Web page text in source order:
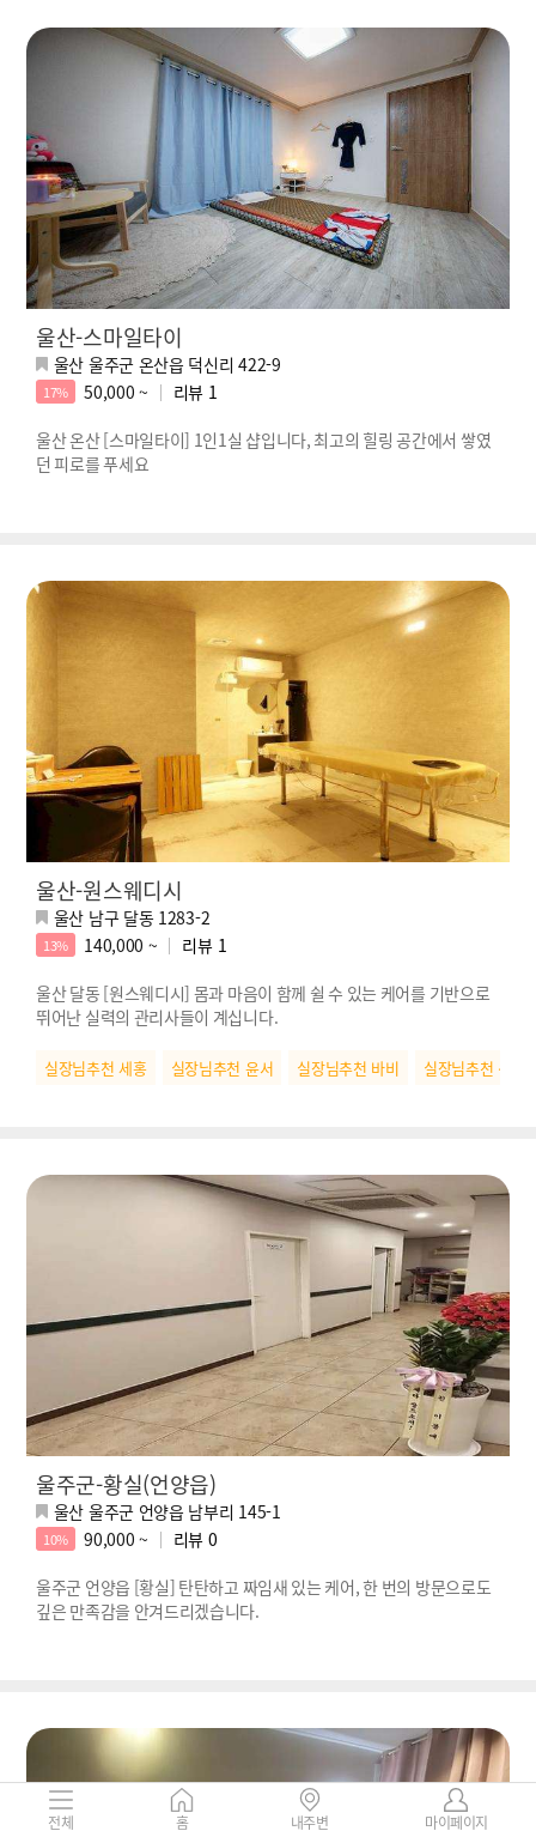
울산-스마일타이
울산 울주군 온산읍 덕신리 422-9
17% 50,000 ~ 리뷰 1
울산 온산 [스마일타이] 1인1실 샵입니다, 최고의 힐링 공간에서 쌓였
던 피로를 푸세요
울산-원스웨디시
울산 남구 달동 1283-2
13% 140,000 ~ 리뷰 1
울산 달동 [원스웨디시] 몸과 마음이 함께 쉴 수 있는 케어를 기반으로
뛰어난 실력의 관리사들이 계십니다.
실장님추천 세홍 실장님추천 윤서 실장님추천 바비 실장님추천 신디
울주군-황실(언양읍)
울산 울주군 언양읍 남부리 145-1
10% 90,000 ~ 리뷰 0
울주군 언양읍 [황실] 탄탄하고 짜임새 있는 케어, 한 번의 방문으로도
깊은 만족감을 안겨드리겠습니다.
전체 홈 내주변 마이페이지